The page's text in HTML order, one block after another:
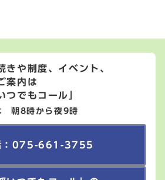
きや制度、イベント、
案内は
つでもコール」
朝8時から夜9時
：075-661-3755